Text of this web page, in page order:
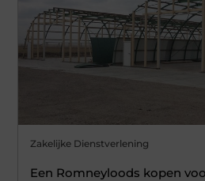
Zakelijke Dienstverlening
Een Romneyloods kopen